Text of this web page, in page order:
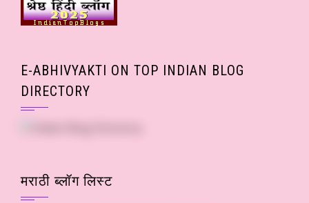
E-ABHIVYAKTI ON TOP INDIAN BLOG
DIRECTORY
मराठी ब्लॉग लिस्ट